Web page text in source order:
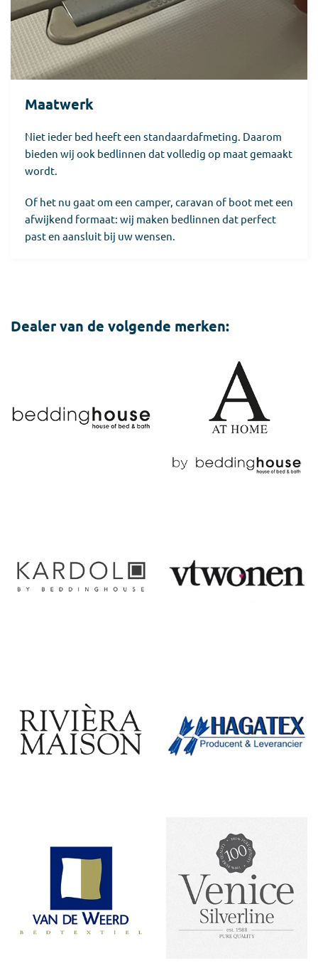
Maatwerk
Niet ieder bed heeft een standaardafmeting. Daarom
bieden wij ook bedlinnen dat volledig op maat gemaakt
wordt.
Of het nu gaat om een camper, caravan of boot met een
afwijkend formaat: wij maken bedlinnen dat perfect
past en aansluit bij uw wensen.
Dealer van de volgende merken: